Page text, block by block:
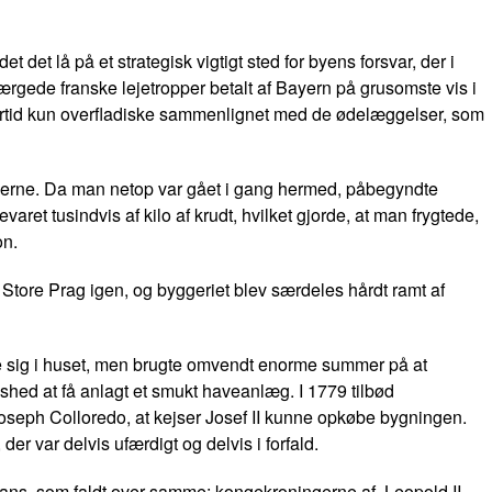
det lå på et strategisk vigtigt sted for byens forsvar, der i
franske lejetropper betalt af Bayern på grusomste vis i
kun overfladiske sammenlignet med de ødelæggelser, som
Da man netop var gået i gang hermed, påbegyndte
tusindvis af kilo af krudt, hvilket gjorde, at man frygtede,
Prag igen, og byggeriet blev særdeles hårdt ramt af
i huset, men brugte omvendt enorme summer på at
at få anlagt et smukt haveanlæg. I 1779 tilbød
Colloredo, at kejser Josef II kunne opkøbe bygningen.
var delvis ufærdigt og delvis i forfald.